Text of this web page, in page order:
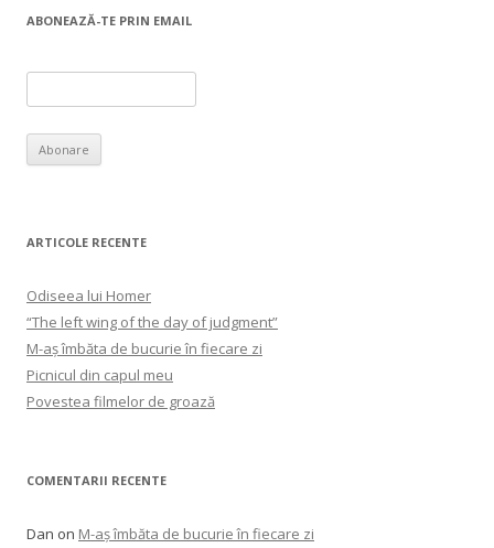
ABONEAZĂ-TE PRIN EMAIL
ARTICOLE RECENTE
Odiseea lui Homer
“The left wing of the day of judgment”
M-aș îmbăta de bucurie în fiecare zi
Picnicul din capul meu
Povestea filmelor de groază
COMENTARII RECENTE
Dan on M-aș îmbăta de bucurie în fiecare zi